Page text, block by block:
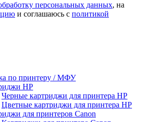
персональных данных, на
и соглашаюсь с политикой
по принтеру / МФУ
HP
Черные картриджи для принтера HP
Цветные картриджи для принтера HP
для принтеров Сanon